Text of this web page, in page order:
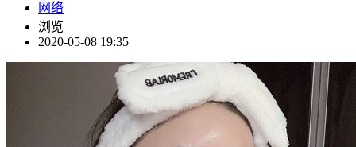
网络
浏览
2020-05-08 19:35